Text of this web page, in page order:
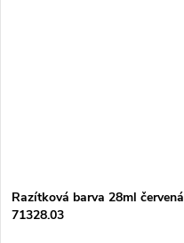
Razítková barva 28ml červená
71328.03